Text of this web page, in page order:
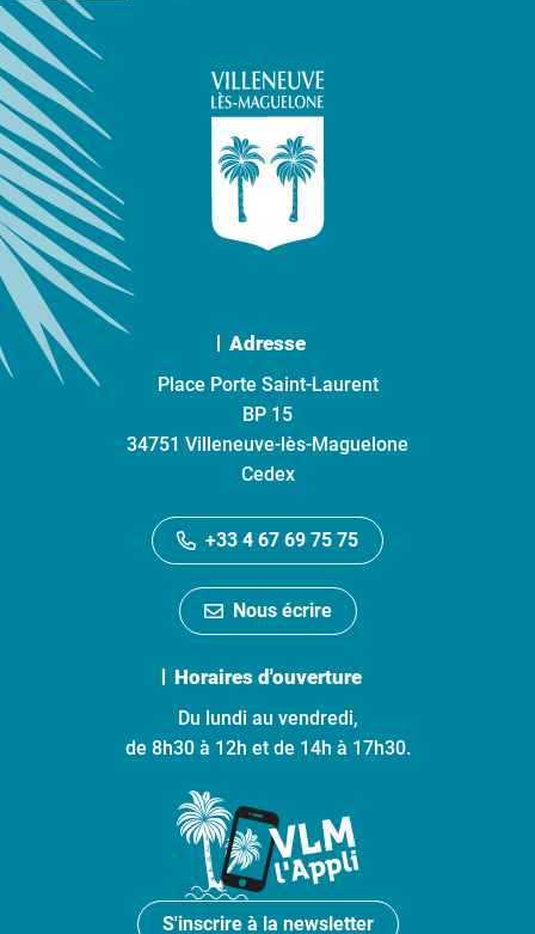
Adresse
Place Porte Saint-Laurent
BP 15
34751 Villeneuve-lès-Maguelone
Cedex
+33 4 67 69 75 75
Nous écrire
Horaires d'ouverture
Du lundi au vendredi,
de 8h30 à 12h et de 14h à 17h30.
S'inscrire à la newsletter